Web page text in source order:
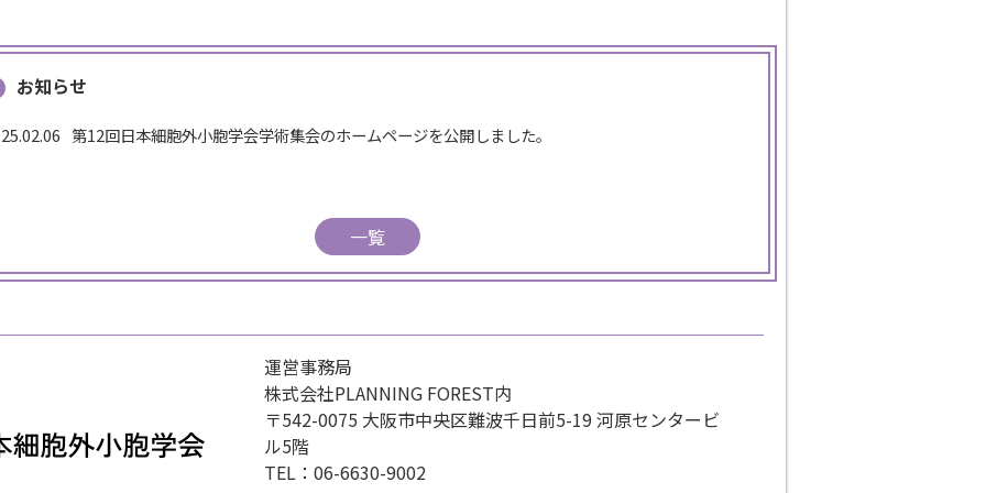
お知らせ
第12回日本細胞外小胞学会学術集会のホームページを公開しました。
運営事務局
株式会社PLANNING FOREST内
〒542-0075 大阪市中央区難波千日前5-19河原センタービ
ル5階
TEL：06-6630-9002